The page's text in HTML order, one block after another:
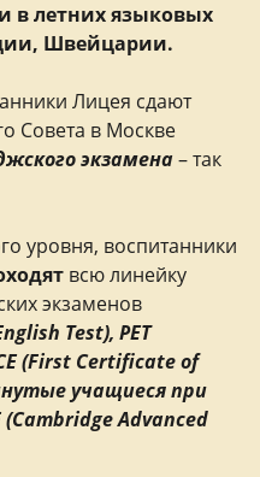
в летних языковых
Швейцарии.
Лицея сдают
Совета в Москве
экзамена– так
уровня, воспитанники
всю линейку
экзаменов
Test), PET
(First Certificate of
учащиеся при
Advanced